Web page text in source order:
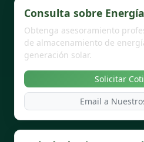
Consulta sobre
Obtenga asesoramiento
de almacenamiento de
generación solar.
Solicitar
Email a